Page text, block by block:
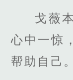
戈薇
心中一惊
帮助自己。